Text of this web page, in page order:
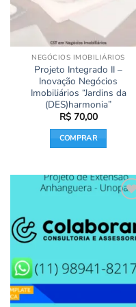
NEGÓCIOS IMOBILIÁRIOS
Projeto Integrado II –
Inovação Negócios
Imobiliários “Jardins da
(DES)harmonia”
R$70,00
COMPRAR